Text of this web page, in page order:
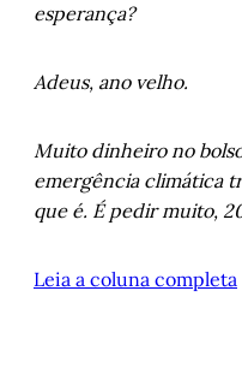
esperança?
Adeus, ano velho.
Muito dinheiro no
emergência climática
que é. É pedir muito,
Leia a coluna completa